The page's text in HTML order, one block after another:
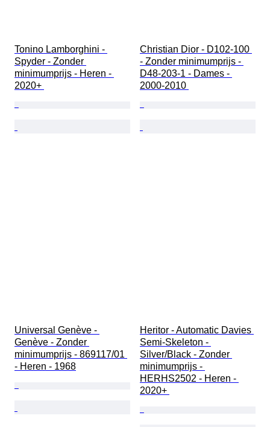
Tonino Lamborghini -
Spyder - Zonder
minimumprijs - Heren -
2020+
Christian Dior - D102-100
- Zonder minimumprijs -
D48-203-1 - Dames -
2000-2010
Universal Genève -
Genève - Zonder
minimumprijs - 869117/01
- Heren - 1968
Heritor - Automatic Davies
Semi-Skeleton -
Silver/Black - Zonder
minimumprijs -
HERHS2502 - Heren -
2020+